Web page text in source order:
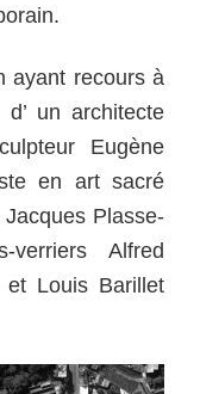
ayant recours à
un architecte
Eugène
en art sacré
Plasse-
Alfred
et Louis Barillet